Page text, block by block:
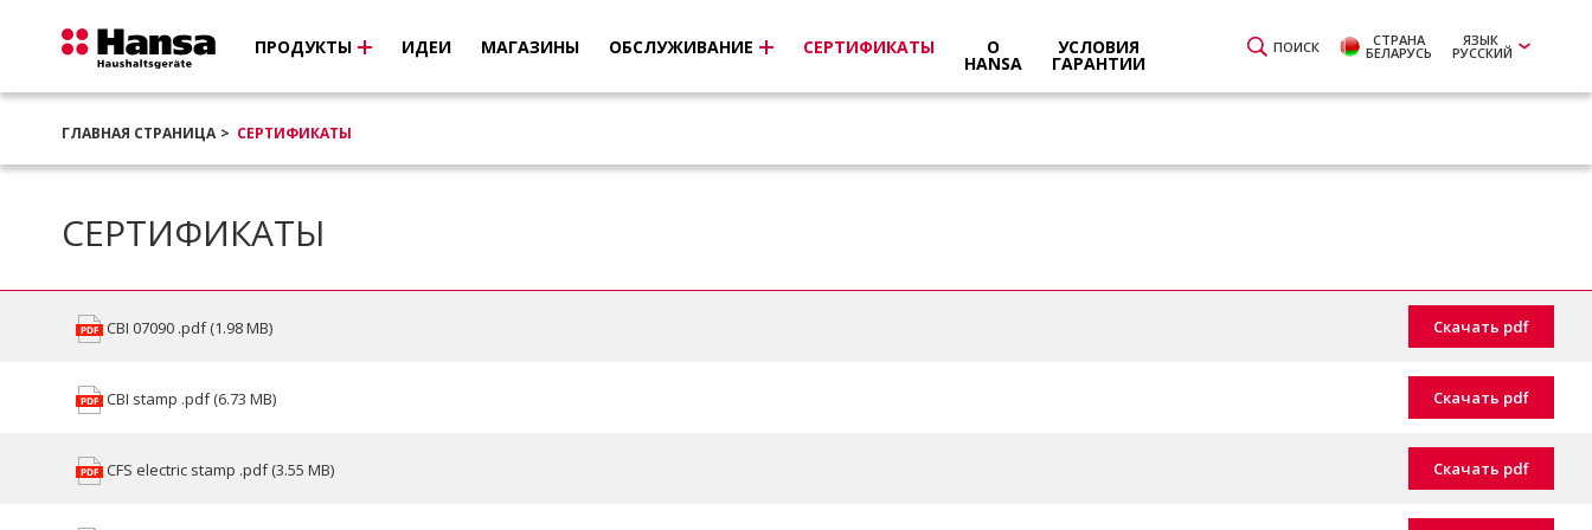
ПОИСК СТРАНА
БЕЛАРУСЬ
ЯЗЫК
РУССКИЙ
ПРОДУКТЫ ИДЕИ МАГАЗИНЫ ОБСЛУЖИВАНИЕ СЕРТИФИКАТЫ О
HANSA
УСЛОВИЯ
ГАРАНТИИ
ГЛАВНАЯ СТРАНИЦА СЕРТИФИКАТЫ
СЕРТИФИКАТЫ
CBI 07090 .pdf (1.98 MB) Скачать pdf
CBI stamp .pdf (6.73 MB) Скачать pdf
CFS electric stamp .pdf (3.55 MB) Скачать pdf